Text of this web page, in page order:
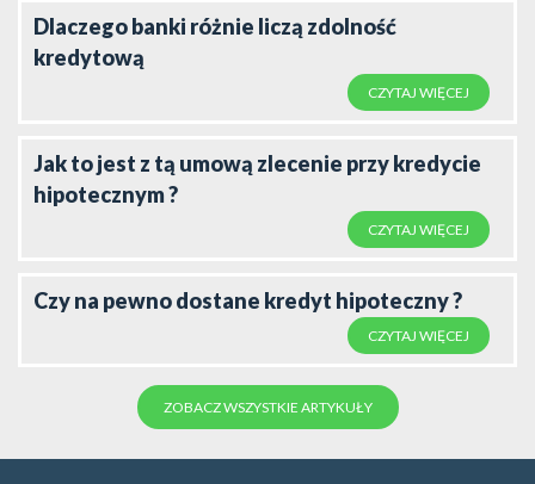
Dlaczego banki różnie liczą zdolność
kredytową
CZYTAJ WIĘCEJ
Jak to jest z tą umową zlecenie przy kredycie
hipotecznym ?
CZYTAJ WIĘCEJ
Czy na pewno dostane kredyt hipoteczny ?
CZYTAJ WIĘCEJ
ZOBACZ WSZYSTKIE ARTYKUŁY